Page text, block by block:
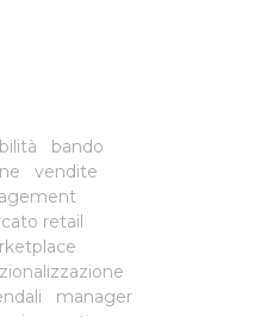
bando
vendite
retail
manager